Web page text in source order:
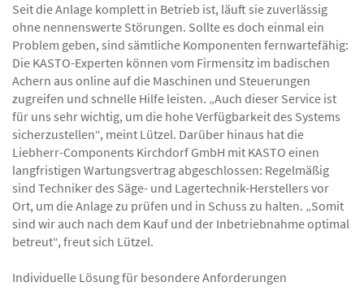
Seit die Anlage komplett in Betrieb ist, läuft sie zuverlässig
ohne nennenswerte Störungen. Sollte es doch einmal ein
Problem geben, sind sämtliche Komponenten fernwartefähig:
Die KASTO-Experten können vom Firmensitz im badischen
Achern aus online auf die Maschinen und Steuerungen
zugreifen und schnelle Hilfe leisten. „Auch dieser Service ist
für uns sehr wichtig, um die hohe Verfügbarkeit des Systems
sicherzustellen“, meint Lützel. Darüber hinaus hat die
Liebherr-Components Kirchdorf GmbH mit KASTO einen
langfristigen Wartungsvertrag abgeschlossen: Regelmäßig
sind Techniker des Säge- und Lagertechnik-Herstellers vor
Ort, um die Anlage zu prüfen und in Schuss zu halten. „Somit
sind wir auch nach dem Kauf und der Inbetriebnahme optimal
betreut“, freut sich Lützel.
Individuelle Lösung für besondere Anforderungen